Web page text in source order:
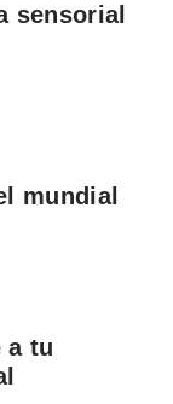
sensorial
mundial
a tu